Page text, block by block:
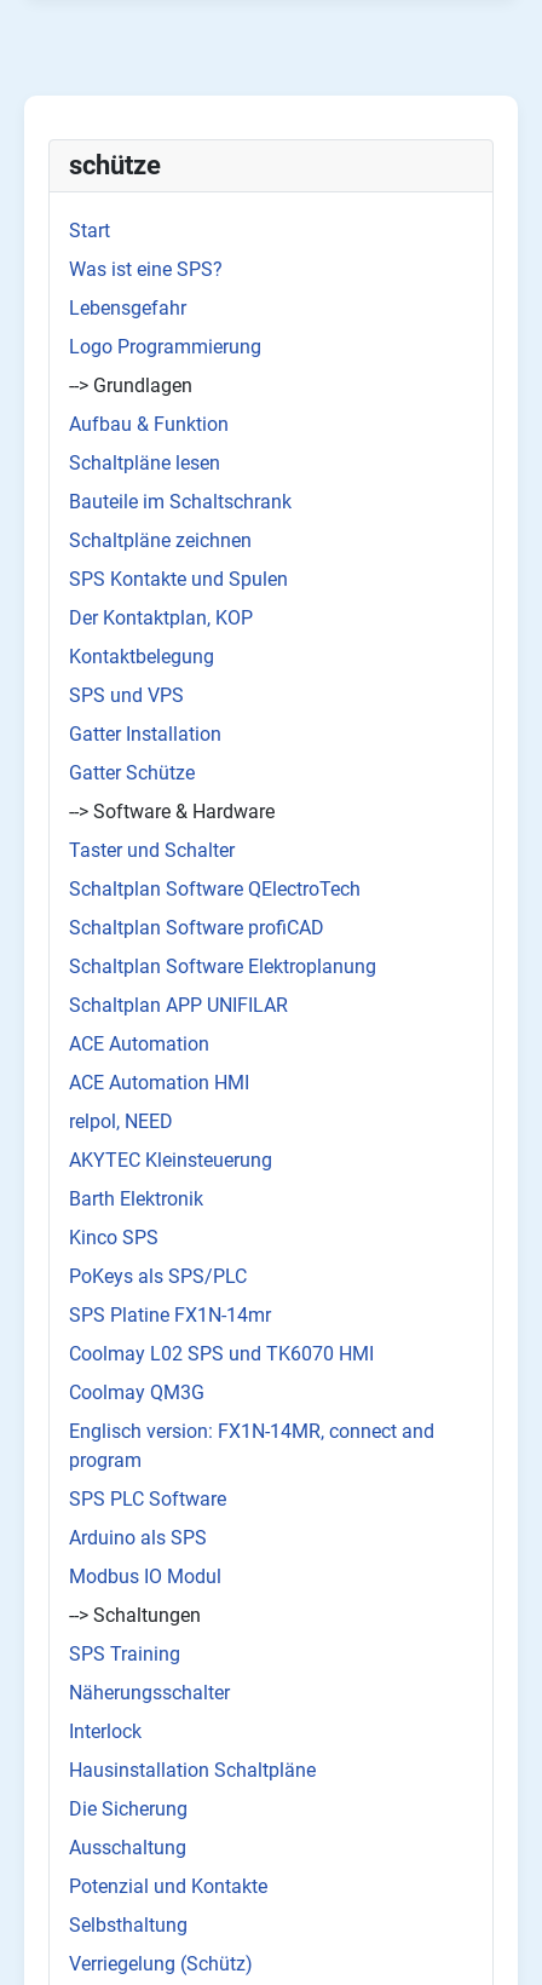
schütze
Start
Was ist eine SPS?
Lebensgefahr
Logo Programmierung
--> Grundlagen
Aufbau & Funktion
Schaltpläne lesen
Bauteile im Schaltschrank
Schaltpläne zeichnen
SPS Kontakte und Spulen
Der Kontaktplan, KOP
Kontaktbelegung
SPS und VPS
Gatter Installation
Gatter Schütze
--> Software & Hardware
Taster und Schalter
Schaltplan Software QElectroTech
Schaltplan Software profiCAD
Schaltplan Software Elektroplanung
Schaltplan APP UNIFILAR
ACE Automation
ACE Automation HMI
relpol, NEED
AKYTEC Kleinsteuerung
Barth Elektronik
Kinco SPS
PoKeys als SPS/PLC
SPS Platine FX1N-14mr
Coolmay L02 SPS und TK6070 HMI
Coolmay QM3G
Englisch version: FX1N-14MR, connect and
program
SPS PLC Software
Arduino als SPS
Modbus IO Modul
--> Schaltungen
SPS Training
Näherungsschalter
Interlock
Hausinstallation Schaltpläne
Die Sicherung
Ausschaltung
Potenzial und Kontakte
Selbsthaltung
Verriegelung (Schütz)